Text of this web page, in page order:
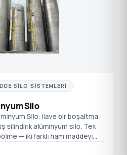
ÇI
SILO SISTEMLERI
Silo
Silo: ilave bir boşaltma
silindirik alüminyum silo. Tek
— iki farklı ham maddeyi